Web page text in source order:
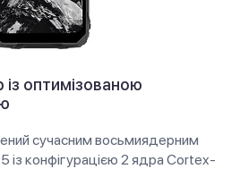
оптимізованою
сучасним восьмиядерним
конфігурацією 2 ядра Cortex-